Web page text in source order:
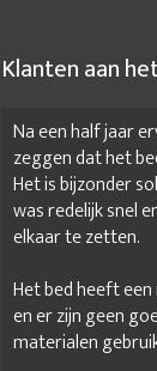
Klanten aan
Na een half jaar
zeggen dat het
Het is bijzonder
was redelijk snel
elkaar te zetten.
Het bed heeft
en er zijn geen
materialen